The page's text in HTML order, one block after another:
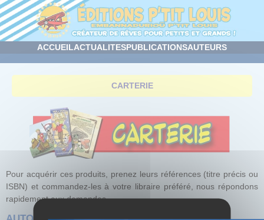
ACCUEILACTUALITESPUBLICATIONSAUTEURS
CARTERIE
Pour acquérir ces produits, prenez leurs références (titre précis ou
ISBN) et commandez-les à votre libraire préféré, nous répondons
rapidement aux demandes.
Panneau de gestion des cookies